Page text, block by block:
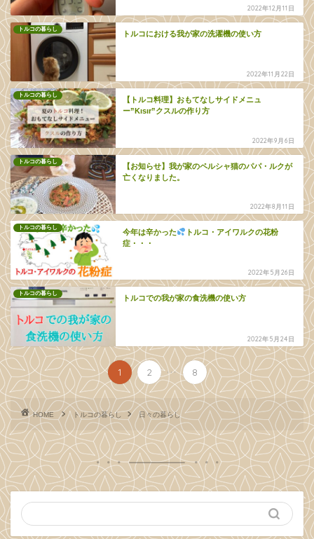
2022年12月11日
トルコの暮らし
トルコにおける我が家の洗濯機の使い方
2022年11月22日
トルコの暮らし
【トルコ料理】おもてなしサイドメニュ
ー”Kısır”クスルの作り方
2022年9月6日
トルコの暮らし
【お知らせ】我が家のペルシャ猫のパパ・ルクが
亡くなりました。
2022年8月11日
トルコの暮らし
今年は辛かった
トルコ・アイワルクの花粉
症・・・
2022年5月26日
トルコの暮らし
トルコでの我が家の食洗機の使い方
2022年5月24日
1 2 ... 8
HOME トルコの暮らし 日々の暮らし